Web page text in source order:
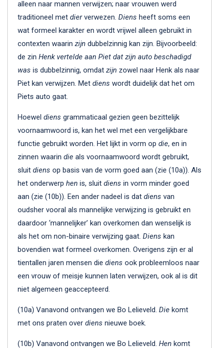
alleen naar mannen verwijzen; naar vrouwen werd
traditioneel met dierverwezen. Diens heeft soms een
wat formeel karakter en wordt vrijwel alleen gebruikt in
contexten waarin zijn dubbelzinnig kan zijn. Bijvoorbeeld:
de zin Henk vertelde aan Piet dat zijn auto beschadigd
was is dubbelzinnig, omdat zijn zowel naar Henk als naar
Piet kan verwijzen. Met diens wordt duidelijk dat het om
Piets auto gaat.
Hoewel diens grammaticaal gezien geen bezittelijk
voornaamwoord is, kan het wel met een vergelijkbare
functie gebruikt worden. Het lijkt in vorm op die, en in
zinnen waarin die als voornaamwoord wordt gebruikt,
sluit diens op basis van de vorm goed aan (zie (10a)). Als
het onderwerp hen is, sluit diens in vorm minder goed
aan (zie (10b)). Een ander nadeel is dat diens van
oudsher vooral als mannelijke verwijzing is gebruikt en
daardoor ‘mannelijker’ kan overkomen dan wenselijk is
als het om non-binaire verwijzing gaat. Diens kan
bovendien wat formeel overkomen. Overigens zijn er al
tientallen jaren mensen die diens ook probleemloos naar
een vrouw of meisje kunnen laten verwijzen, ook al is dit
niet algemeen geaccepteerd.
(10a) Vanavond ontvangen we Bo Lelieveld. Die komt
met ons praten over diens nieuwe boek.
(10b) Vanavond ontvangen we Bo Lelieveld. Hen komt